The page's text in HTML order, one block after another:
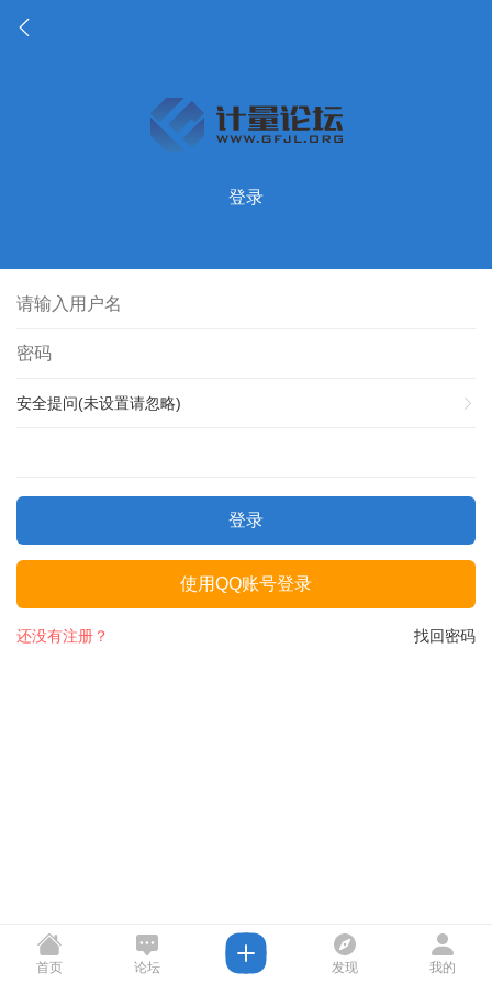
登录
安全提问(未设置请忽略)
登录
使用QQ账号登录
找回密码
还没有注册？
首页 论坛 发现 我的